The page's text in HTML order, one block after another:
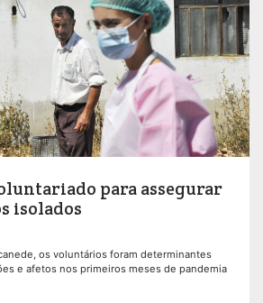
para assegurar
isolados
os voluntários foram determinantes
e afetos nos primeiros meses de pandemia